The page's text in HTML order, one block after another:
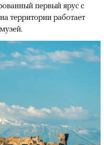
первый ярус с
территории работает